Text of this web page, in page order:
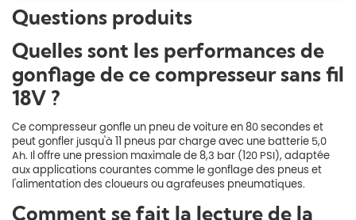
Questions produits
Quelles sont les performances de
gonflage de ce compresseur sans fil
18V ?
Ce compresseur gonfle un pneu de voiture en 80 secondes et
peut gonfler jusqu'à 11 pneus par charge avec une batterie 5,0
Ah. Il offre une pression maximale de 8,3 bar (120 PSI), adaptée
aux applications courantes comme le gonflage des pneus et
l'alimentation des cloueurs ou agrafeuses pneumatiques.
Comment se fait la lecture de la